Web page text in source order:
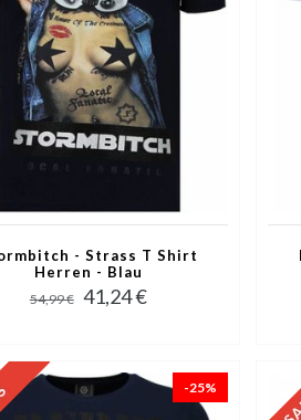
- Strass T Shirt
Herren - Blau
54,99 € 41,24 €
-25%